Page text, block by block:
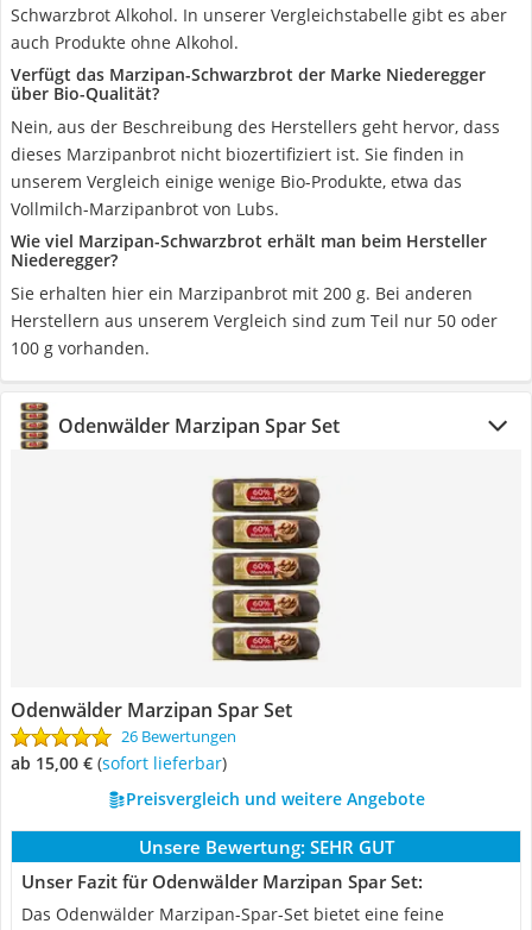
Schwarzbrot Alkohol. In unserer Vergleichstabelle gibt es aber
auch Produkte ohne Alkohol.
Verfügt das Marzipan-Schwarzbrot der Marke Niederegger
über Bio-Qualität?
Nein, aus der Beschreibung des Herstellers geht hervor, dass
dieses Marzipanbrot nicht biozertifiziert ist. Sie finden in
unserem Vergleich einige wenige Bio-Produkte, etwa das
Vollmilch-Marzipanbrot von Lubs.
Wie viel Marzipan-Schwarzbrot erhält man beim Hersteller
Niederegger?
Sie erhalten hier ein Marzipanbrot mit 200 g. Bei anderen
Herstellern aus unserem Vergleich sind zum Teil nur 50 oder
100 g vorhanden.
Odenwälder Marzipan Spar Set
Odenwälder Marzipan Spar Set
26 Bewertungen
ab 15,00 € ( Sofort lieferbar)
Preisvergleich und weitere Angebote
Unsere Bewertung: SEHR GUT
Unser Fazit für Odenwälder Marzipan Spar Set:
Das Odenwälder Marzipan-Spar-Set bietet eine feine